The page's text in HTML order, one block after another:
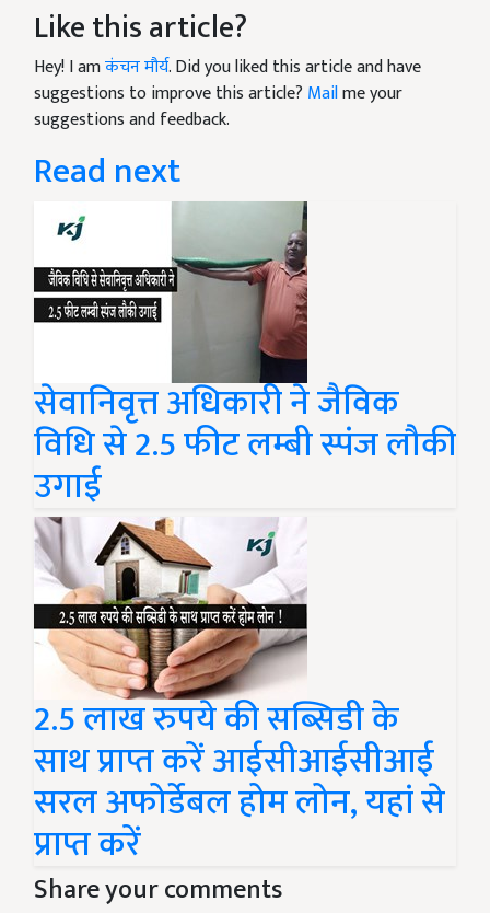
Like this article?
Hey! I amकंचन मौर्य. Did you liked this article and have
suggestions to improve this article? Mailme your
suggestions and feedback.
Read next
सेवानिवृत्त अधिकारी ने जैविक
विधि से 2.5 फीट लम्बी स्पंज लौकी
उगाई
2.5 लाख रुपये की सब्सिडी के
साथ प्राप्त करें आईसीआईसीआई
सरल अफोर्डेबल होम लोन, यहां से
प्राप्त करें
Share your comments